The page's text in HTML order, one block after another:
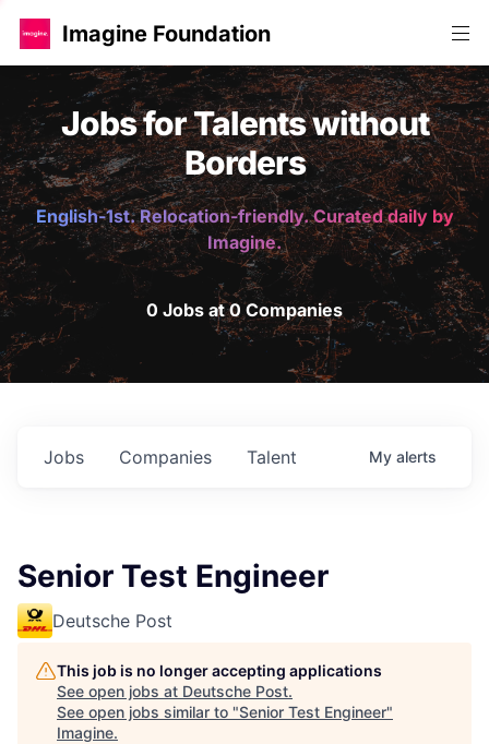
Imagine Foundation
Jobs for Talents without
Borders
English-1st. Relocation-friendly. Curated daily by
Imagine.
0 Jobs at 0 Companies
Jobs Companies Talent My alerts
Senior Test Engineer
Deutsche Post
This job is no longer accepting applications
See open jobs at Deutsche Post.
See open jobs similar to "Senior Test Engineer"
Imagine.